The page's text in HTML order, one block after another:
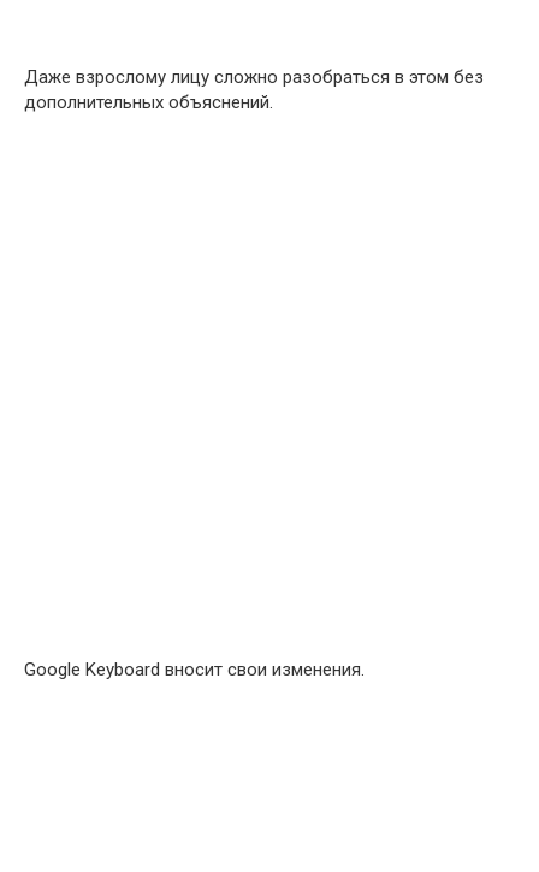
Даже взрослому лицу сложно разобраться в этом без
дополнительных объяснений.
Google Keyboard вносит свои изменения.